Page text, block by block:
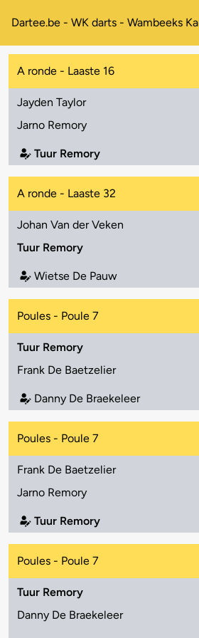
Dartee.be - WK darts - Wambeeks
A ronde - Laaste 16
Jayden Taylor
Jarno Remory
Tuur Remory
A ronde - Laaste 32
Johan Van der Veken
Tuur Remory
Wietse De Pauw
Poules - Poule 7
Tuur Remory
Frank De Baetzelier
Danny De Braekeleer
Poules - Poule 7
Frank De Baetzelier
Jarno Remory
Tuur Remory
Poules - Poule 7
Tuur Remory
Danny De Braekeleer